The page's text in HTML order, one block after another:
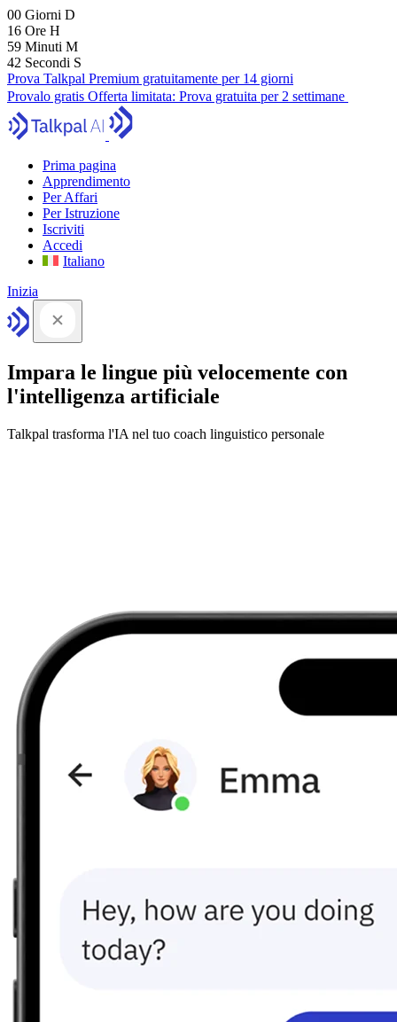
00 Giorni D
16 Ore H
59 Minuti M
41 Secondi S
Prova Talkpal Premium gratuitamente per 14 giorni
Provalo gratis Offerta limitata: Prova gratuita per 2 settimane
Prima pagina
Apprendimento
Per Affari
Per Istruzione
Iscriviti
Accedi
Italiano
Inizia
Impara le lingue più velocemente con
l'intelligenza artificiale
Talkpal trasforma l'IA nel tuo coach linguistico personale